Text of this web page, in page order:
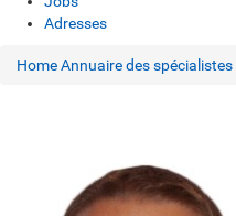
Adresses
HomeAnnuaire des spécialistes